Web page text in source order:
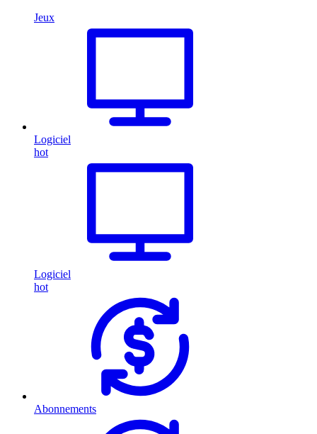
Jeux
Logiciel
hot
Logiciel
hot
Abonnements